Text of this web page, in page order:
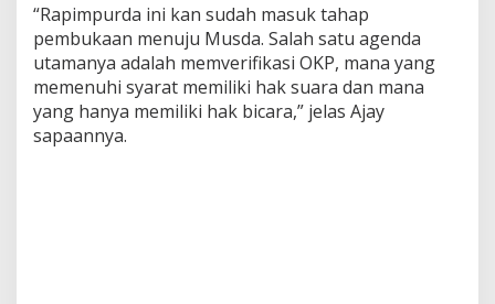
“Rapimpurda ini kan sudah masuk tahap
pembukaan menuju Musda. Salah satu agenda
utamanya adalah memverifikasi OKP, mana yang
memenuhi syarat memiliki hak suara dan mana
yang hanya memiliki hak bicara,” jelas Ajay
sapaannya.